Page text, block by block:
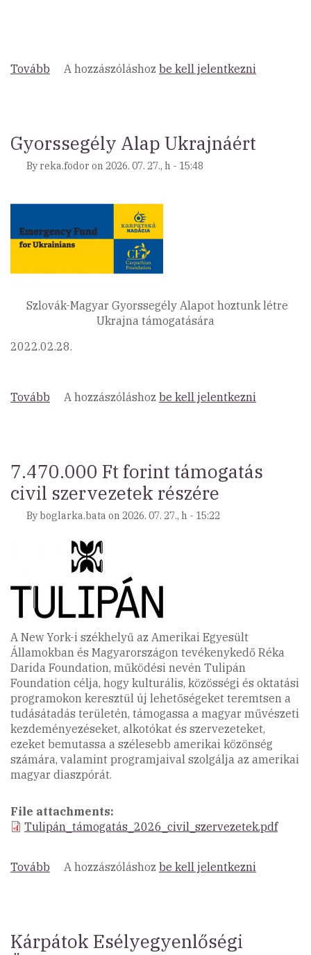
Tovább (KÖZLEMÉNY!)
A hozzászóláshoz be kell jelentkezni
Gyorssegély Alap Ukrajnáért
By reka.fodor on 2026. 07. 27., h - 15:48
Szlovák-Magyar Gyorssegély Alapot hoztunk létre
Ukrajna támogatására
2022.02.28.
Tovább (Gyorssegély
A hozzászóláshoz be kell jelentkezni
7.470.000 Ft forint támogatás
civil szervezetek részére
By boglarka.bata on 2026. 07. 27., h - 15:22
A New York-i székhelyű az Amerikai Egyesült
Államokban és Magyarországon tevékenykedő Réka
Darida Foundation, működési nevén Tulipán
Foundation célja, hogy kulturális, közösségi és oktatási
programokon keresztül új lehetőségeket teremtsen a
tudásátadás területén, támogassa a magyar művészeti
kezdeményezéseket, alkotókat és szervezeteket,
ezeket bemutassa a szélesebb amerikai közönség
számára, valamint programjaival szolgálja az amerikai
magyar diaszpórát.
File attachments
Tulipán_támogatás_2026_civil_szervezetek.pdf
Tovább (7.470.000
civil
szervezetek
A hozzászóláshoz be kell jelentkezni
Kárpátok Esélyegyenlőségi